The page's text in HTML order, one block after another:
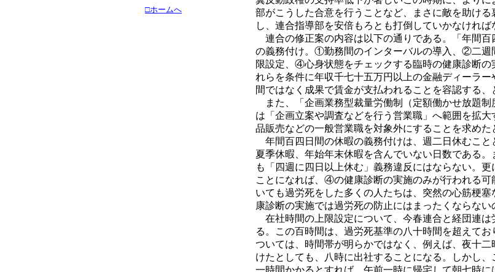
□ホームへ
部がこうした合意を行うことなど、まさに敵を助け
し、連合指導部を安倍もろとも打倒していかなければ
連合の修正案の内容は以下の通りである。「年間
の義務付け。①勤務間のインターバルの導入、②二
限設定、④心身状態をチェックする臨時の健康診断
れらを条件に年収千七十五万円以上の金融ディーラ
間ではなく成果で賃金が支払われることを容認する、
また、「企画業務型裁量労働制（定額働かせ放題
は「企画立案や調査などを行う営業職」へ範囲を拡
品販売などの一般営業職を対象外にすることを求めた
年間百四日間の休暇の義務付けは、週二日休むこ
夏季休暇、年始年末休暇を含んでいない日数である
も「四週に四日以上休む」義務違反にはならない。
ことになれば、④の健康診断の実施のみが行われる
いても過労死をした多くの人たちは、突然の心筋梗
康診断の実施では過労死の防止にはまったくならない
在社時間の上限設定について、今春連合と経団連は
る。この百時間は、過労死基準の八十時間を超えて
ついては、時間帯が明らかではなく、例えば、夜十
けたとしても、八時に出社することになる。しかし
一時間かかるとすれば、午前一時に帰宅して朝七時